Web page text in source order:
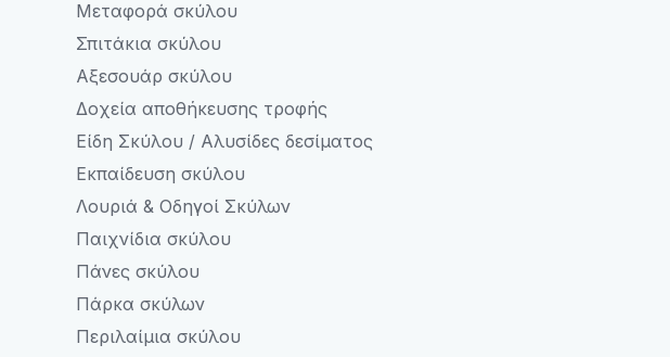
Μεταφορά σκύλου
Σπιτάκια σκύλου
Αξεσουάρ σκύλου
Δοχεία αποθήκευσης τροφής
Είδη Σκύλου / Aλυσίδες δεσίματος
Εκπαίδευση σκύλου
Λουριά & Οδηγοί Σκύλων
Παιχνίδια σκύλου
Πάνες σκύλου
Πάρκα σκύλων
Περιλαίμια σκύλου